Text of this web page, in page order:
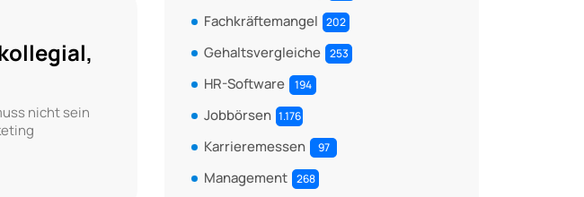
nicht sein
Fachkräftemangel 202
Gehaltsvergleiche 253
HR-Software 194
Jobbörsen 1.176
Karrieremessen 97
Management 268